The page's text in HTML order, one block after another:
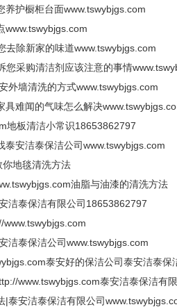
养护橱柜台面www.tswybjgs.com
www.tswybjgs.com
去除新家的味道www.tswybjgs.com
您采购清洁剂应该注意的事情
外墙清洗的方式www.tswybjgs.com
难闻的气味怎么解决
地板清洁小常识18653862797
泰安洁泰保洁公司www.tswybjgs.com
地毯清洗方法
油脂与油漆的清洗方法
洁泰保洁有限公司18653862797
洁泰保洁公司www.tswybjgs.com
泰安好的保洁公司泰安洁泰保
www.tswybjgs.com泰安洁泰保洁有
|泰安洁泰保洁有限公司